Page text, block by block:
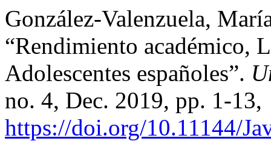
González-Valenzuela,
“Rendimiento académico,
Adolescentes españoles”.
no. 4, Dec. 2019, pp. 1-13,
https://doi.org/10.11144/